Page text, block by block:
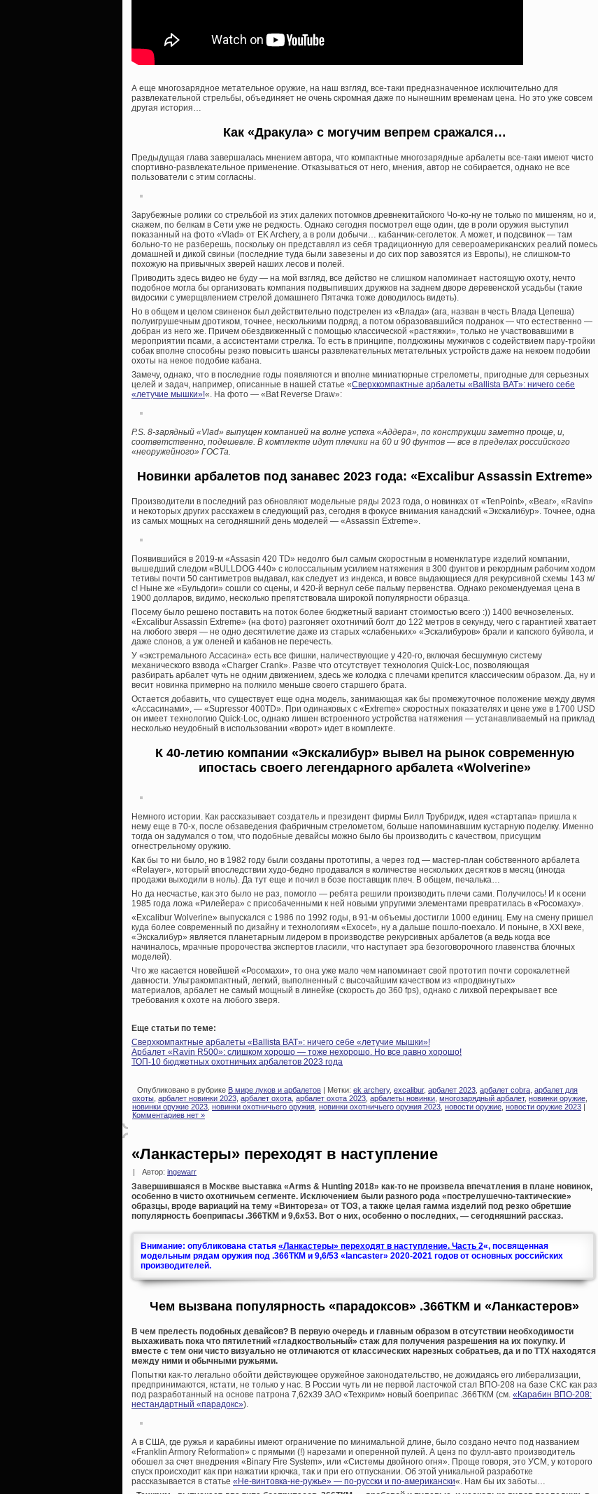
А еще многозарядное метательное оружие, на наш взгляд, все-таки предназначенное исключительно для
развлекательной стрельбы, объединяет не очень скромная даже по нынешним временам цена. Но это уже совсем
другая история…
Как «Дракула» с могучим вепрем сражался…
Предыдущая глава завершалась мнением автора, что компактные многозарядные арбалеты все-таки имеют чисто
спортивно-развлекательное применение. Отказываться от него, мнения, автор не собирается, однако не все
пользователи с этим согласны.
Зарубежные ролики со стрельбой из этих далеких потомков древнекитайского Чо-ко-ну не только по мишеням, но и,
скажем, по белкам в Сети уже не редкость. Однако сегодня посмотрел еще один, где в роли оружия выступил
показанный на фото «Vlad» от EK Archery, а в роли добычи… кабанчик-сеголеток. А может, и подсвинок — там
больно-то не разберешь, поскольку он представлял из себя традиционную для североамериканских реалий помесь
домашней и дикой свиньи (последние туда были завезены и до сих пор завозятся из Европы), не слишком-то
похожую на привычных зверей наших лесов и полей.
Приводить здесь видео не буду — на мой взгляд, все действо не слишком напоминает настоящую охоту, нечто
подобное могла бы организовать компания подвыпивших дружков на заднем дворе деревенской усадьбы (такие
видосики с умерщвлением стрелой домашнего Пятачка тоже доводилось видеть).
Но в общем и целом свиненок был действительно подстрелен из «Влада» (ага, назван в честь Влада Цепеша)
полуигрушечным дротиком, точнее, несколькими подряд, а потом образовавшийся подранок — что естественно —
добран из него же. Причем обездвиженный с помощью классической «растяжки», только не участвовавшими в
мероприятии псами, а ассистентами стрелка. То есть в принципе, полдюжины мужичков с содействием пару-тройки
собак вполне способны резко повысить шансы развлекательных метательных устройств даже на некоем подобии
охоты на некое подобие кабана.
Замечу, однако, что в последние годы появляются и вполне миниатюрные стрелометы, пригодные для серьезных
целей и задач, например, описанные в нашей статье «Сверхкомпактные арбалеты «Ballista BAT»: ничего себе
«летучие мышки»!«. На фото — «Bat Reverse Draw»:
P.S. 8-зарядный «Vlad» выпущен компанией на волне успеха «Аддера», по конструкции заметно проще, и,
соответственно, подешевле. В комплекте идут плечики на 60 и 90 фунтов — все в пределах российского
«неоружейного» ГОСТа.
Новинки арбалетов под занавес 2023 года: «Excalibur Assassin Extreme»
Производители в последний раз обновляют модельные ряды 2023 года, о новинках от «TenPoint», «Bear», «Ravin»
и некоторых других расскажем в следующий раз, сегодня в фокусе внимания канадский «Экскалибур». Точнее, одна
из самых мощных на сегодняшний день моделей — «Assassin Extreme».
Появившийся в 2019-м «Assasin 420 TD» недолго был самым скоростным в номенклатуре изделий компании,
вышедший следом «BULLDOG 440» с колоссальным усилием натяжения в 300 фунтов и рекордным рабочим ходом
тетивы почти 50 сантиметров выдавал, как следует из индекса, и вовсе выдающиеся для рекурсивной схемы 143 м/
с! Ныне же «Бульдоги» сошли со сцены, и 420-й вернул себе пальму первенства. Однако рекомендуемая цена в
1900 долларов, видимо, несколько препятствовала широкой популярности образца.
Посему было решено поставить на поток более бюджетный вариант стоимостью всего :)) 1400 вечнозеленых.
«Excalibur Assassin Extreme» (на фото) разгоняет охотничий болт до 122 метров в секунду, чего с гарантией хватает
на любого зверя — не одно десятилетие даже из старых «слабеньких» «Эскалибуров» брали и капского буйвола, и
даже слонов, а уж оленей и кабанов не перечесть.
У «экстремального Ассасина» есть все фишки, наличествующие у 420-го, включая бесшумную систему
механического взвода «Charger Crank». Разве что отсутствует технология Quick-Loc, позволяющая
разбирать арбалет чуть не одним движением, здесь же колодка с плечами крепится классическим образом. Да, ну и
весит новинка примерно на полкило меньше своего старшего брата.
Остается добавить, что существует еще одна модель, занимающая как бы промежуточное положение между двумя
«Ассасинами», — «Supressor 400TD». При одинаковых с «Extreme» скоростных показателях и цене уже в 1700 USD
он имеет технологию Quick-Loc, однако лишен встроенного устройства натяжения — устанавливаемый на приклад
несколько неудобный в использовании «ворот» идет в комплекте.
К 40-летию компании «Экскалибур» вывел на рынок современную
ипостась своего легендарного арбалета «Wolverine»
Немного истории. Как рассказывает создатель и президент фирмы Билл Трубридж, идея «стартапа» пришла к
нему еще в 70-х, после обзаведения фабричным стрелометом, больше напоминавшим кустарную поделку. Именно
тогда он задумался о том, что подобные девайсы можно было бы производить с качеством, присущим
огнестрельному оружию.
Как бы то ни было, но в 1982 году были созданы прототипы, а через год — мастер-план собственного арбалета
«Relayer», который впоследствии худо-бедно продавался в количестве нескольких десятков в месяц (иногда
продажи выходили в ноль). Да тут еще и почил в бозе поставщик плеч. В общем, печалька…
Но да несчастье, как это было не раз, помогло — ребята решили производить плечи сами. Получилось! И к осени
1985 года ложа «Рилейера» с присобаченными к ней новыми упругими элементами превратилась в «Росомаху».
«Excalibur Wolverine» выпускался с 1986 по 1992 годы, в 91-м объемы достигли 1000 единиц. Ему на смену пришел
куда более современный по дизайну и технологиям «Exocet», ну а дальше пошло-поехало. И поныне, в XXI веке,
«Экскалибур» является планетарным лидером в производстве рекурсивных арбалетов (а ведь когда все
начиналось, мрачные пророчества экспертов гласили, что наступает эра безоговорочного главенства блочных
моделей).
Что же касается новейшей «Росомахи», то она уже мало чем напоминает свой прототип почти сорокалетней
давности. Ультракомпактный, легкий, выполненный с высочайшим качеством из «продвинутых»
материалов, арбалет не самый мощный в линейке (скорость до 360 fps), однако с лихвой перекрывает все
требования к охоте на любого зверя.
Еще статьи по теме:
Сверхкомпактные арбалеты «Ballista BAT»: ничего себе «летучие мышки»!
Арбалет «Ravin R500»: слишком хорошо — тоже нехорошо. Но все равно хорошо!
ТОП-10 бюджетных охотничьих арбалетов 2023 года
Опубликовано в рубрике В мире луков и арбалетов | Метки: ek archery, excalibur, арбалет 2023 арбалет cobra арбалет для
охоты арбалет новинки 2023 арбалет охота арбалет охота 2023 арбалеты новинки многозарядный арбалет, новинки оружие
новинки оружие 2023 новинки охотничьего оружия новинки охотничьего оружия 2023 новости оружие новости оружие 2023
Комментариев нет »
«Ланкастеры» переходят в наступление
| Автор: ingewarr
Завершившаяся в Москве выставка «Arms & Hunting 2018» как-то не произвела впечатления в плане новинок,
особенно в чисто охотничьем сегменте. Исключением были разного рода «пострелушечно-тактические»
образцы, вроде вариаций на тему «Винтореза» от ТОЗ, а также целая гамма изделий под резко обретшие
популярность боеприпасы .366ТКМ и 9,6х53. Вот о них, особенно о последних, — сегодняшний рассказ.
Внимание: опубликована статья «Ланкастеры» переходят в наступление. Часть 2«, посвященная
модельным рядам оружия под .366ТКМ и 9,6/53 «lancaster» 2020-2021 годов от основных российских
производителей.
Чем вызвана популярность «парадоксов» .366ТКМ и «Ланкастеров»
В чем прелесть подобных девайсов? В первую очередь и главным образом в отсутствии необходимости
выхаживать пока что пятилетний «гладкоствольный» стаж для получения разрешения на их покупку. И
вместе с тем они чисто визуально не отличаются от классических нарезных собратьев, да и по ТТХ находятся
между ними и обычными ружьями.
Попытки как-то легально обойти действующее оружейное законодательство, не дожидаясь его либерализации,
предпринимаются, кстати, не только у нас. В России чуть ли не первой ласточкой стал ВПО-208 на базе СКС как раз
под разработанный на основе патрона 7,62х39 ЗАО «Техкрим» новый боеприпас .366ТКМ (см. «Карабин ВПО-208:
нестандартный «парадокс»).
А в США, где ружья и карабины имеют ограничение по минимальной длине, было создано нечто под названием
«Franklin Armory Reformation» с прямыми (!) нарезами и оперенной пулей. А ценз по фулл-авто производитель
обошел за счет внедрения «Binary Fire System», или «Системы двойного огня». Проще говоря, это УСМ, у которого
спуск происходит как при нажатии крючка, так и при его отпускании. Об этой уникальной разработке
рассказывается в статье «Не-винтовка-не-ружье» — по-русски и по-американски«. Нам бы их заботы…